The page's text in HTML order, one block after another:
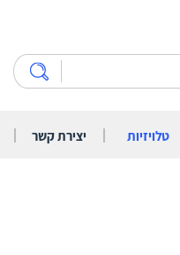
טלויזיות | יצירת קשר |